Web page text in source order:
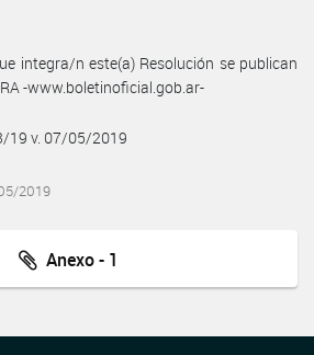
integra/n este(a) Resolución se publican
-www.boletinoficial.gob.ar-
19 v. 07/05/2019
2019
Anexo - 1